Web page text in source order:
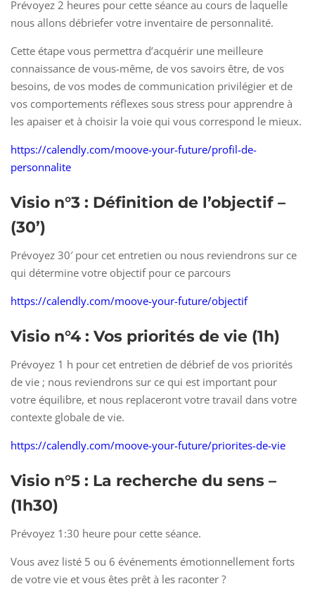
Prévoyez 2 heures pour cette séance au cours de laquelle
nous allons débriefer votre inventaire de personnalité.
Cette étape vous permettra d’acquérir une meilleure
connaissance de vous-même, de vos savoirs être, de vos
besoins, de vos modes de communication privilégier et de
vos comportements réflexes sous stress pour apprendre à
les apaiser et à choisir la voie qui vous correspond le mieux.
https://calendly.com/moove-your-future/profil-de-
personnalite
Visio n°3 : Définition de l’objectif –
(30’)
Prévoyez 30′ pour cet entretien ou nous reviendrons sur ce
qui détermine votre objectif pour ce parcours
https://calendly.com/moove-your-future/objectif
Visio n°4 : Vos priorités de vie (1h)
Prévoyez 1 h pour cet entretien de débrief de vos priorités
de vie ; nous reviendrons sur ce qui est important pour
votre équilibre, et nous replaceront votre travail dans votre
contexte globale de vie.
https://calendly.com/moove-your-future/priorites-de-vie
Visio n°5 : La recherche du sens –
(1h30)
Prévoyez 1:30 heure pour cette séance.
Vous avez listé 5 ou 6 événements émotionnellement forts
de votre vie et vous êtes prêt à les raconter ?